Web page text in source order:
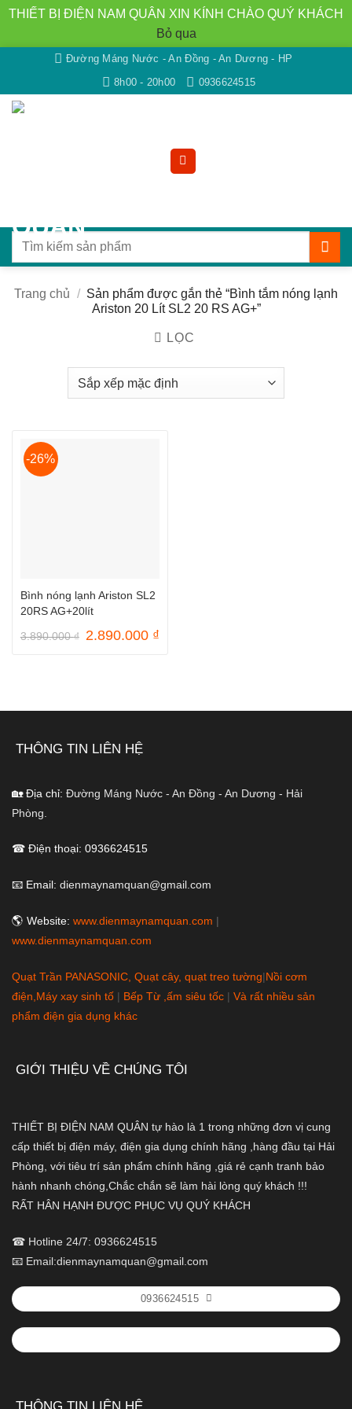
THIẾT BỊ ĐIỆN NAM QUÂN XIN KÍNH CHÀO QUÝ KHÁCH
Bỏ qua
nội
dung
Đường Máng Nước - An Đồng - An Dương - HP
8h00 - 20h00
0936624515
Tìm
Trang chủ / Sản phẩm được gắn thẻ “Bình tắm nóng lạnh
Ariston 20 Lít SL2 20 RS AG+”
LỌC
-26%
Bình nóng lạnh Ariston SL2
20RS AG+20lít
3.890.000₫ Giá
2.890.000 ₫Giá
THÔNG TIN LIÊN HỆ
🏡 Địa chỉ: Đường Máng Nước - An Đồng - An Dương - Hải
Phòng.
☎ Điện thoại: 0936624515
📧 Email: dienmaynamquan@gmail.com
🌎 Website: www.dienmaynamquan.com |
www.dienmaynamquan.com
Quạt Trần PANASONIC, Quạt cây, quạt treo tường|Nồi cơm
điện,Máy xay sinh tố | Bếp Từ ,ấm siêu tốc | Và rất nhiều sản
phẩm điện gia dụng khác
GIỚI THIỆU VỀ CHÚNG TÔI
THIẾT BỊ ĐIỆN NAM QUÂN tự hào là 1 trong những đơn vị cung
cấp thiết bị điện máy, điện gia dụng chính hãng ,hàng đầu tại Hải
Phòng, với tiêu trí sản phẩm chính hãng ,giá rẻ cạnh tranh bảo
hành nhanh chóng,Chắc chắn sẽ làm hài lòng quý khách !!!
RẤT HÂN HẠNH ĐƯỢC PHỤC VỤ QUÝ KHÁCH
☎ Hotline 24/7: 0936624515
📧 Email:dienmaynamquan@gmail.com
0936624515
THÔNG TIN LIÊN HỆ